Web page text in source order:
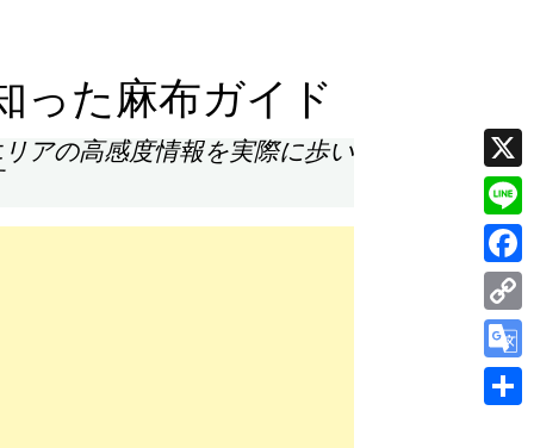
った麻布ガイド
アの高感度情報を実際に歩い
X
Line
Link